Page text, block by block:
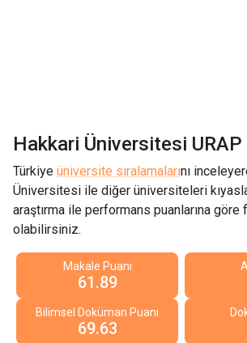
Hakkari Üniversitesi URAP
Türkiye üniversite sıralamalarını
Üniversitesi ile diğer üniversiteleri
araştırma ile performans puanlarına
olabilirsiniz.
Makale Puanı
61.89
Bilimsel Doküman Puanı
69.63